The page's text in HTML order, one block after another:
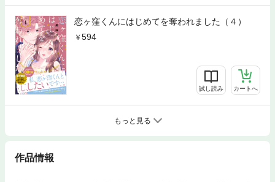
恋ヶ窪くんにはじめてを奪われました（４）
594
試し読み カートへ
もっと見る
作品情報